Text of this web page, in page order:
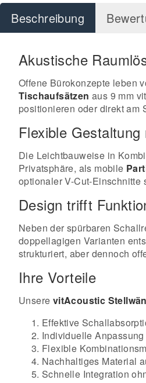
Beschreibung
Akustische
Offene Bürokonzepte leben
Tischaufsätzen aus 9 mm
positionieren oder direkt am
Flexible
Die Leichtbauweise in
Privatsphäre, als mobile
optionaler V-Cut-Einschnitte
Design trifft
Neben der spürbaren
doppellagigen Varianten
strukturiert, aber dennoch
Ihre Vorteile
Unsere vitAcoustic
Effektive
Individuelle
Flexible
Nachhaltiges Material
Schnelle Integration